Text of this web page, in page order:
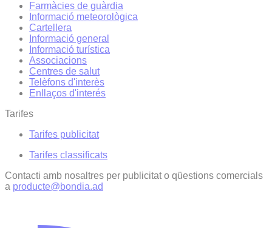
Farmàcies de guàrdia
Informació meteorològica
Cartellera
Informació general
Informació turística
Associacions
Centres de salut
Telèfons d'interès
Enllaços d'interés
Tarifes
Tarifes publicitat
Tarifes classificats
Contacti amb nosaltres per publicitat o qüestions comercials
a producte@bondia.ad